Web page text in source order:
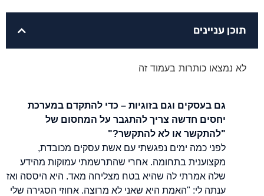
תוכן עניינים
לא נמצאו כותרות בעמוד זה
גם בעסקים וגם בזוגיות – כדי להתקדם במערכת
יחסים חדשה צריך להתגבר על המחסום של
"להתקשר או לא להתקשר?"
לפני כמה ימים נפגשתי עם אשת עסקים מכובדת,
מקצוענית בתחומה. אחרי שהתרשמתי עמוקות מהידע
שלה אמרתי לה שהיא בטח מצליחה מאד. היא היססה ואז
ענתה לי: "האמת היא שאני לא מרוצה. אחוזי הסגירה שלי